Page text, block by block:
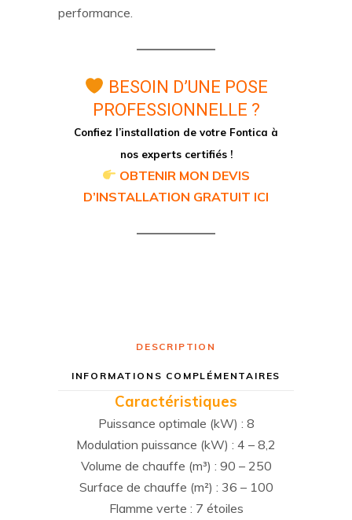
performance.
BESOIN D’UNE POSE
PROFESSIONNELLE ?
Confiez l’installation de votre Fontica à
nos experts certifiés !
OBTENIR MON DEVIS
D’INSTALLATION GRATUIT ICI
DESCRIPTION
INFORMATIONS COMPLÉMENTAIRES
Caractéristiques
Puissance optimale (kW) : 8
Modulation puissance (kW) : 4 – 8,2
Volume de chauffe (m³) : 90 – 250
Surface de chauffe (m²) : 36 – 100
Flamme verte : 7 étoiles